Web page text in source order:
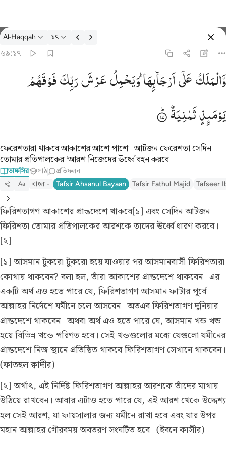
তাফসির: Al-Haqqah ৬৯:১৭
Al-Haqqah ১৭
৬৯:১৭
والملك على ارجايها ويحمل عرش ربك فوقهم يوميذ ثمانية ١٧
عَلَىٰٓ أَرْجَآئِهَا ۚ وَيَحْمِلُ عَرْشَ رَبِّكَ فَوْقَهُمْ يَوْمَئِذٍۢ ثَمَـٰنِيَةٌۭ ١٧وَّالْمَلَكُعَلٰۤیاَرْجَآىِٕهَا ؕوَیَحْمِلُعَرْشَرَبِّكَفَوْقَهُمْ
یَوْمَىِٕذٍثَمٰنِیَةٌ
ফেরেশতারা থাকবে আকাশের আশে পাশে। আটজন ফেরেশতা সেদিন
তোমার প্রতিপালকের ‘আরশ নিজেদের ঊর্ধ্বে বহন করবে।
তাফসির পাঠ প্রতিফলন
Aa বাংলা Tafsir Ahsanul Bayaan Tafsir Fathul Majid Tafseer
ফিরিশতাগণ আকাশের প্রান্তদেশে থাকবে[১] এবং সেদিন আটজন
ফিরিশতা তোমার প্রতিপালকের আরশকে তাদের ঊর্ধ্বে ধারণ করবে।
[২]
[১] আসমান টুকরো টুকরো হয়ে যাওয়ার পর আসমানবাসী ফিরিশতারা
কোথায় থাকবেন? বলা হল, তাঁরা আকাশের প্রান্তদেশে থাকবেন। এর
একটি অর্থ এও হতে পারে যে, ফিরিশতাগণ আসমান ফাটার পূর্বে
আল্লাহর নির্দেশে যমীনে চলে আসবেন। অতএব ফিরিশতাগণ দুনিয়ার
প্রান্তদেশে থাকবেন। অথবা অর্থ এও হতে পারে যে, আসমান খন্ড খন্ড
হয়ে বিভিন্ন খন্ডে পরিণত হবে। সেই খন্ডগুলোর মধ্যে যেগুলো যমীনের
প্রান্তদেশে নিজ স্থানে প্রতিষ্ঠিত থাকবে ফিরিশতাগণ সেখানে থাকবেন।
(ফাতহুল ক্বাদীর)
[২] অর্থাৎ, এই নির্দিষ্ট ফিরিশতাগণ আল্লাহর আরশকে তাঁদের মাথায়
উঠিয়ে রাখবেন। আবার এটাও হতে পারে যে, এই আরশ থেকে উদ্দেশ্য
হল সেই আরশ, যা ফায়সালার জন্য যমীনে রাখা হবে এবং যার উপর
মহান আল্লাহর গৌরবময় অবতরণ সংঘটিত হবে। (ইবনে কাসীর)